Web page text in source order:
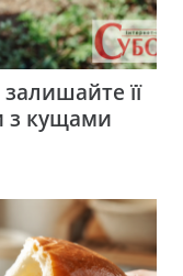
її
з кущами